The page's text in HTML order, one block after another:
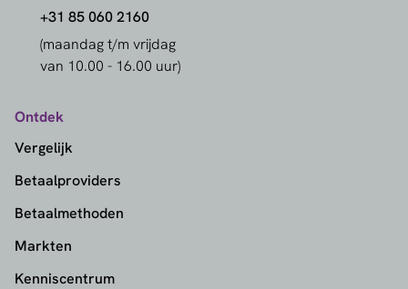
+31 85 060 2160
(maandag t/m vrijdag
van 10.00 - 16.00 uur)
Ontdek
Vergelijk
Betaalproviders
Betaalmethoden
Markten
Kenniscentrum